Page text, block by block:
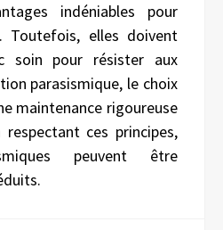
indéniables pour
Toutefois, elles doivent
soin pour résister aux
parasismique, le choix
maintenance rigoureuse
ces principes,
peuvent être